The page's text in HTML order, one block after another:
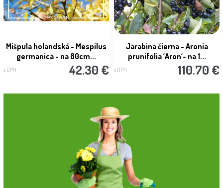
Mišpula holandská - Mespilus
germanica - na 80cm...
s DPH 42.30 €
Jarabina čierna - Aronia
prunifolia ´Aron´- na 1...
s DPH 110.70 €